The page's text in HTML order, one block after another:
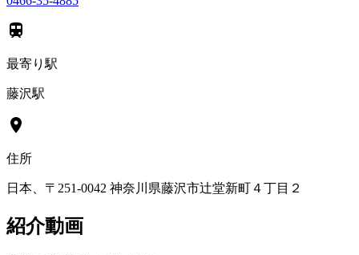
最寄り駅
藤沢駅
住所
日本、〒251-0042 神奈川県藤沢市辻堂新町４丁目２
紹介動画